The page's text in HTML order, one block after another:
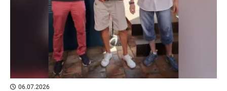
06.07.2026